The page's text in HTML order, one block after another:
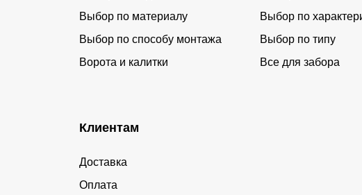
Выбор по материалу
Выбор по
Выбор по способу монтажа
Выбор по типу
Ворота и калитки
Все для забора
Клиентам
Доставка
Оплата